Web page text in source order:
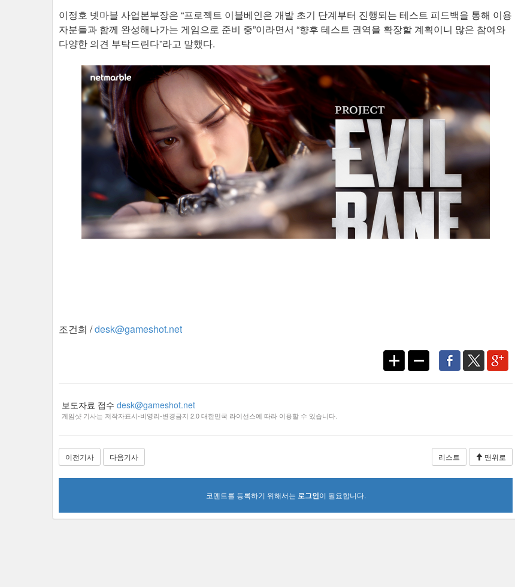
이정호 넷마블 사업본부장은 “프로젝트 이블베인은 개발 초기 단계부터 진행되는 테스트 피드백을 통해 이용
자분들과 함께 완성해나가는 게임으로 준비 중”이라면서 “향후 테스트 권역을 확장할 계획이니 많은 참여와
다양한 의견 부탁드린다”라고 말했다.​
조건희 /desk@gameshot.net
보도자료 접수 desk@gameshot.net
게임샷 기사는 저작자표시-비영리-변경금지 2.0 대한민국 라이선스에 따라 이용할 수 있습니다.
이전기사 다음기사 리스트 맨위로
코멘트를 등록하기 위해서는 로그인이 필요합니다.